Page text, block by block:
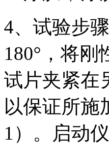
4、试验步
180°，将
试片夹紧在
以保证所施
1）。启动